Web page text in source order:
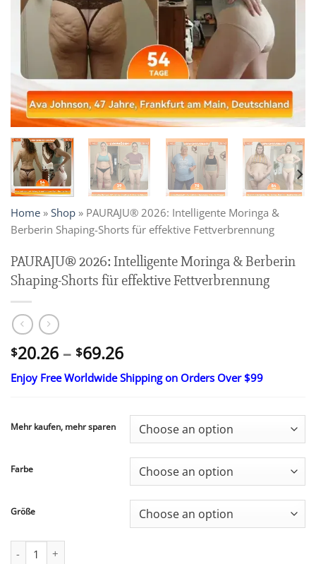
Home » Shop » PAURAJU® 2026: Intelligente Moringa &
Berberin Shaping-Shorts für effektive Fettverbrennung
PAURAJU® 2026: Intelligente Moringa & Berberin
Shaping-Shorts für effektive Fettverbrennung
$20.26 – $69.26Price
range:
$20.26
$69.26
Enjoy Free Worldwide Shipping on Orders Over $99
Mehr kaufen, mehr sparen
Farbe
Größe